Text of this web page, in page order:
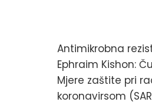
Antimikrobna
Ephraim Kishon:
Mjere zaštite pri
koronavirsom